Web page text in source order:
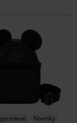
Novinky